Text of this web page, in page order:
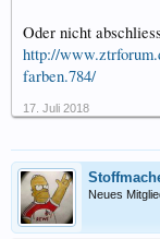
Oder nicht
http://
farben.784/
17. Juli 2018
Neues